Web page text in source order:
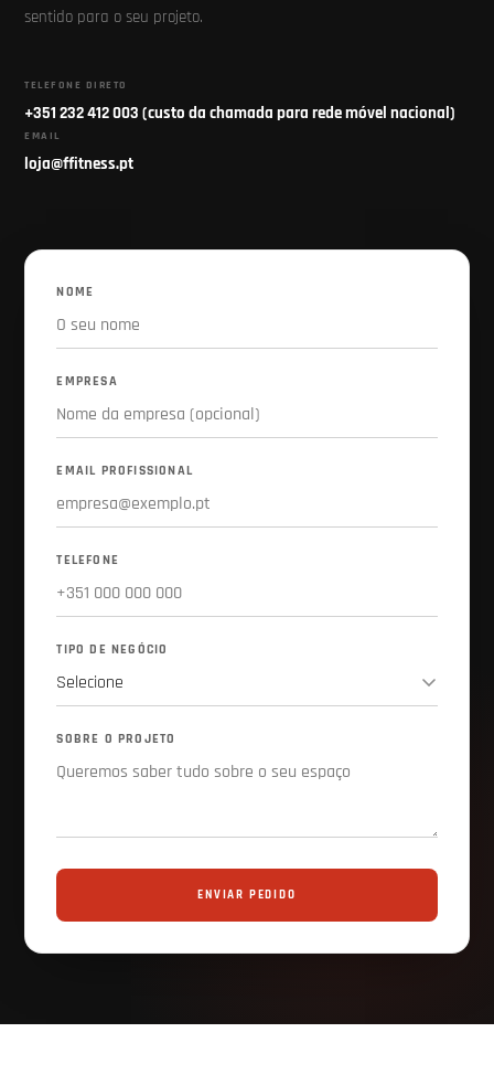
sentido para o seu projeto.
TELEFONE DIRETO
+351 232 412 003 (custo da chamada para rede móvel nacional)
EMAIL
loja@ffitness.pt
NOME
EMPRESA
EMAIL PROFISSIONAL
TELEFONE
TIPO DE NEGÓCIO
SOBRE O PROJETO
ENVIAR PEDIDO